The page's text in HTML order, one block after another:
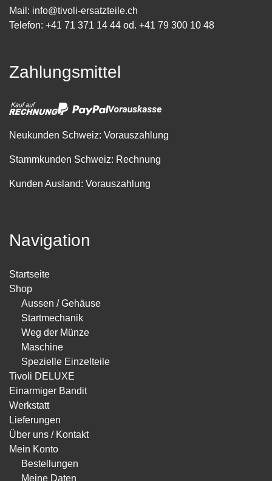
Mail: info@tivoli-ersatzteile.ch
Telefon: +41 71 371 14 44 od. +41 79 300 10 48
Zahlungsmittel
Neukunden Schweiz: Vorauszahlung
Stammkunden Schweiz: Rechnung
Kunden Ausland: Vorauszahlung
Navigation
Startseite
Shop
Aussen / Gehäuse
Startmechanik
Weg der Münze
Maschine
Spezielle Einzelteile
Tivoli DELUXE
Einarmiger Bandit
Werkstatt
Lieferungen
Über uns / Kontakt
Mein Konto
Bestellungen
Meine Daten